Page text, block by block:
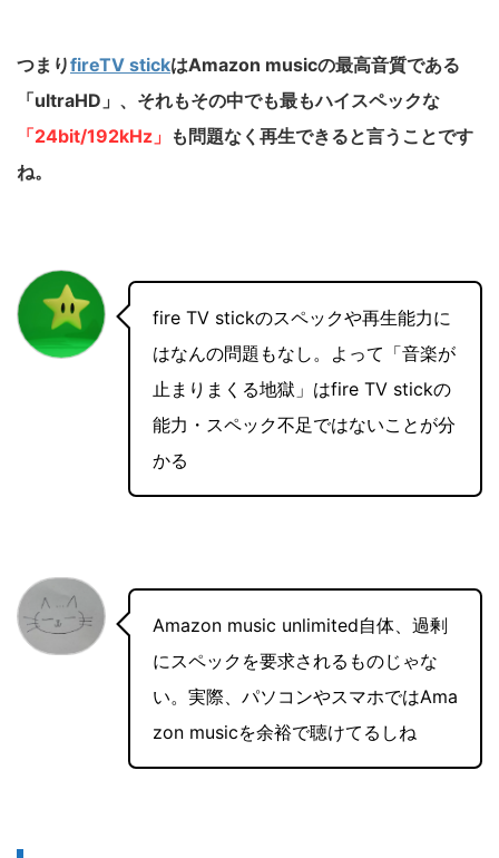
つまりfireTV stickはAmazon musicの最高音質である
「ultraHD」、それもその中でも最もハイスペックな
「24bit/192kHz」 も問題なく再生できると言うことです
ね。
fire TV stickのスペックや再生能力に
はなんの問題もなし。よって「音楽が
止まりまくる地獄」はfire TV stickの
能力・スペック不足ではないことが分
かる
Amazon music unlimited自体、過剰
にスペックを要求されるものじゃな
い。実際、パソコンやスマホではAma
zon musicを余裕で聴けてるしね